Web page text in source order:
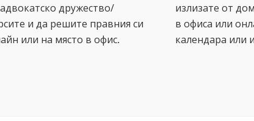
дружество/
и да решите правния си
или на място в офис.
излизате от
в офиса или
календара или